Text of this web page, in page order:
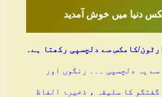
دنیا میں خوش آمدید
کامکس سے دلچسپی رکھتا ہے۔
یہ دلچسپی ۔۔۔ رنگوں اور
گفتگو کا سلیقہ ، ذخیرۂ الفاظ